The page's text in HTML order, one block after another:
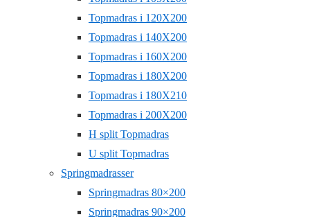
Topmadras i 120X200
Topmadras i 140X200
Topmadras i 160X200
Topmadras i 180X200
Topmadras i 180X210
Topmadras i 200X200
H split Topmadras
U split Topmadras
Springmadrasser
Springmadras 80×200
Springmadras 90×200